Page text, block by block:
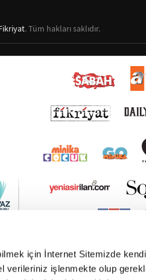
için İnternet Sitemizde
verileriniz işlenmekte olup
. Tüm hakları saklıdır.